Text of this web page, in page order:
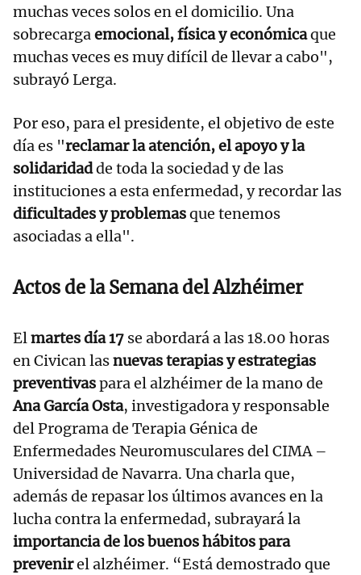
muchas veces solos en el domicilio. Una
sobrecargaemocional, física y económicaque
muchas veces es muy difícil de llevar a cabo",
subrayó Lerga.
Por eso, para el presidente, el objetivo de este
día es "reclamar la atención, el apoyo y la
solidaridadde toda la sociedad y de las
instituciones a esta enfermedad, y recordar las
dificultades y problemasque tenemos
asociadas a ella".
Actos de la Semana del Alzhéimer
Elmartes día 17 se abordará a las 18.00 horas
en Civican lasnuevas terapias y estrategias
preventivaspara el alzhéimer de la mano de
Ana García Osta, investigadora y responsable
del Programa de Terapia Génica de
Enfermedades Neuromusculares del CIMA –
Universidad de Navarra. Una charla que,
además de repasar los últimos avances en la
lucha contra la enfermedad, subrayará la
importancia de los buenos hábitos para
prevenirel alzhéimer. “Está demostrado que